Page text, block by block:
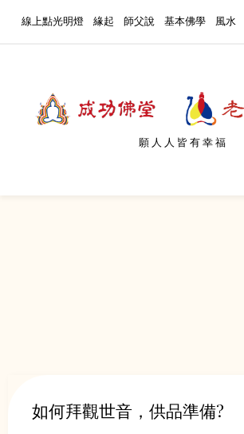
線上點光明燈 緣起 師父說 基本佛學 風水
願人人皆有幸福
如何拜觀世音，供品準備?